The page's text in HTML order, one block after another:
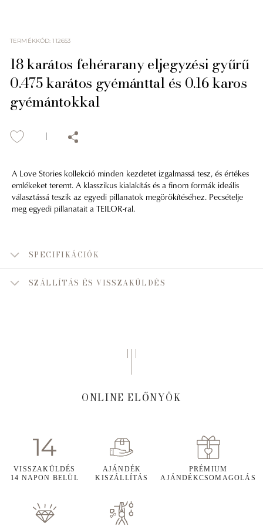
TERMÉKKÓD:112653
18 karátos fehérarany eljegyzési gyűrű
0.475 karátos gyémánttal és 0.16 karos
gyémántokkal
A Love Stories kollekció minden kezdetet izgalmassá tesz, és értékes
emlékeket teremt. A klasszikus kialakítás és a finom formák ideális
választássá teszik az egyedi pillanatok megörökítéséhez. Pecsételje
meg egyedi pillanatait a TEILOR-ral.
SPECIFIKÁCIÓK
SZÁLLÍTÁS ÉS VISSZAKÜLDÉS
ONLINE ELŐNYÖK
VISSZAKÜLDÉS
14 NAPON BELÜL
AJÁNDÉK
KISZÁLLÍTÁS
PRÉMIUM
AJÁNDÉKCSOMAGOLÁS